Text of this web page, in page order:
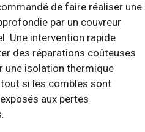
de faire réaliser une
par un couvreur
Une intervention rapide
des réparations coûteuses
une isolation thermique
si les combles sont
aux pertes